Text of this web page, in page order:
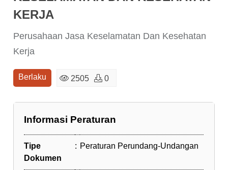
KERJA
Perusahaan Jasa Keselamatan Dan Kesehatan
Kerja
Berlaku 2505 0
Informasi Peraturan
Tipe
Dokumen
: Peraturan Perundang-Undangan